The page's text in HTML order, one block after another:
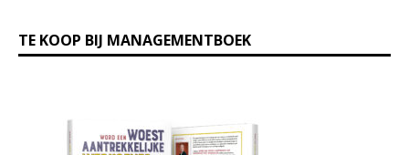
TE KOOP BIJ MANAGEMENTBOEK